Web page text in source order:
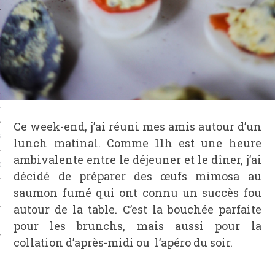
Ce week-end, j’ai réuni mes amis autour d’un
lunch matinal. Comme 11h est une heure
ambivalente entre le déjeuner et le dîner, j’ai
décidé de préparer des œufs mimosa au
saumon fumé qui ont connu un succès fou
autour de la table. C’est la bouchée parfaite
pour les brunchs, mais aussi pour la
collation d’après-midi ou l’apéro du soir.